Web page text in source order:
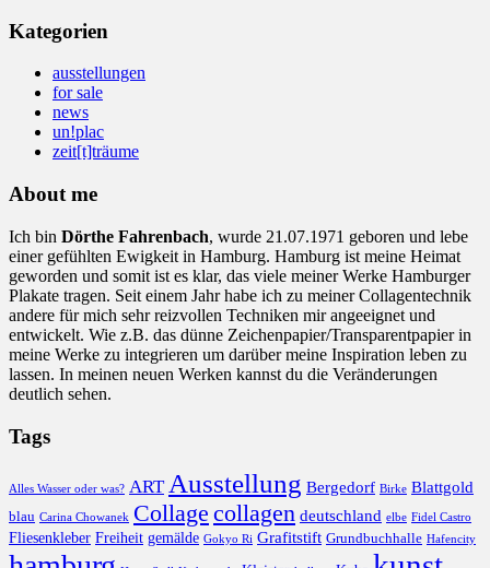
Kategorien
ausstellungen
for sale
news
un!plac
zeit[t]träume
About me
Ich bin Dörthe Fahrenbach, wurde 21.07.1971 geboren und lebe
einer gefühlten Ewigkeit in Hamburg. Hamburg ist meine Heimat
geworden und somit ist es klar, das viele meiner Werke Hamburger
Plakate tragen. Seit einem Jahr habe ich zu meiner Collagentechnik
andere für mich sehr reizvollen Techniken mir angeeignet und
entwickelt. Wie z.B. das dünne Zeichenpapier/Transparentpapier in
meine Werke zu integrieren um darüber meine Inspiration leben zu
lassen. In meinen neuen Werken kannst du die Veränderungen
deutlich sehen.
Tags
Alles Wasser oder was? ART Ausstellung Bergedorf Birke Blattgold
blau Carina Chowanek Collage collagen deutschland elbe Fidel Castro
Fliesenkleber Freiheit gemälde Gokyo Ri Grafitstift Grundbuchhalle Hafencity